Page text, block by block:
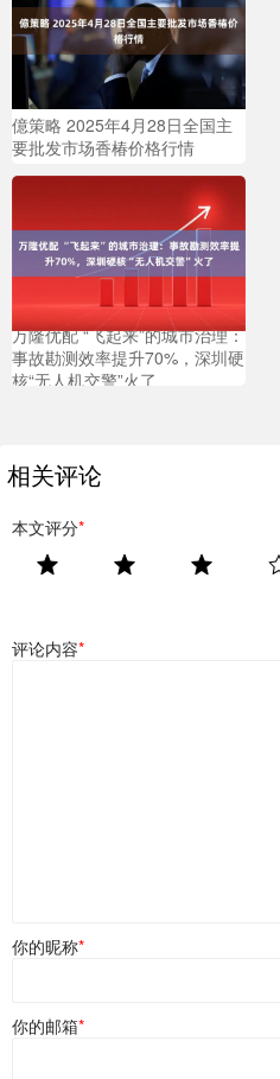
億策略 2025年4月28日全国主
要批发市场香椿价格行情
万隆优配 “飞起来”的城市治理：
事故勘测效率提升70%，深圳硬
核“无人机交警”火了
相关评论
本文评分*
评论内容*
你的昵称*
你的邮箱*